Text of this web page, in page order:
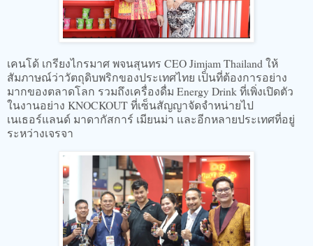
เคนโด้ เกรียงไกรมาศ พจนสุนทร CEO Jimjam Thailand ให้
สัมภาษณ์ว่าวัตถุดิบพริกของประเทศไทย เป็นที่ต้องการอย่าง
มากของตลาดโลก รวมถึงเครื่องดื่ม Energy Drink ที่เพิ่งเปิดตัว
ในงานอย่าง KNOCKOUT ที่เซ็นสัญญาจัดจำหน่ายไป
เนเธอร์แลนด์ มาดากัสการ์ เมียนม่า และอีกหลายประเทศที่อยู่
ระหว่างเจรจา